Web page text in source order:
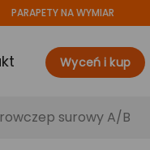
NA WYMIAR
Wyceń i kup
surowy A/B